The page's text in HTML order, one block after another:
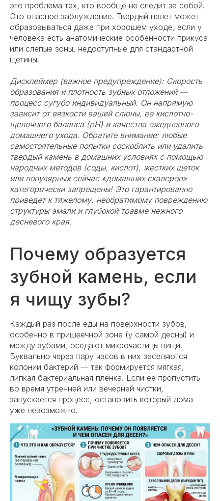
это проблема тех, кто вообще не следит за собой.
Это опасное заблуждение. Твердый налет может
образовываться даже при хорошем уходе, если у
человека есть анатомические особенности прикуса
или слепые зоны, недоступные для стандартной
щетины.
Дисклеймер (важное предупреждение): Скорость
образования и плотность зубных отложений —
процесс сугубо индивидуальный. Он напрямую
зависит от вязкости вашей слюны, ее кислотно-
щелочного баланса (pH) и качества ежедневного
домашнего ухода. Обратите внимание: любые
самостоятельные попытки соскоблить или удалить
твердый камень в домашних условиях с помощью
народных методов (соды, кислот), жестких щеток
или популярных сейчас «домашних скалеров»
категорически запрещены! Это гарантированно
приведет к тяжелому, необратимому повреждению
структуры эмали и глубокой травме нежного
десневого края.
Почему образуется
зубной камень, если
я чищу зубы?
Каждый раз после еды на поверхности зубов,
особенно в пришеечной зоне (у самой десны) и
между зубами, оседают микрочастицы пищи.
Буквально через пару часов в них заселяются
колонии бактерий — так формируется мягкая,
липкая бактериальная пленка. Если ее пропустить
во время утренней или вечерней чистки,
запускается процесс, остановить который дома
уже невозможно.